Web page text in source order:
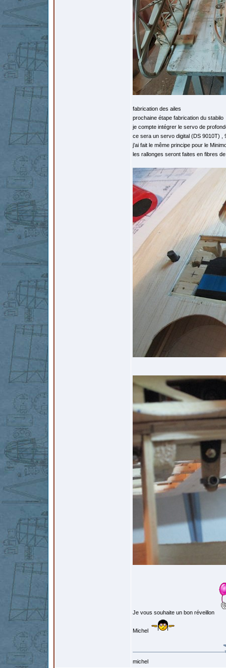
fabrication des ailes
prochaine étape fabrication du stabilo
je compte intégrer le servo de
ce sera un servo digital (DS 9010T) ,
j'ai fait le même principe pour le
les rallonges seront faites en fibres
Je vous souhaite un bon réveillon
Michel
michel